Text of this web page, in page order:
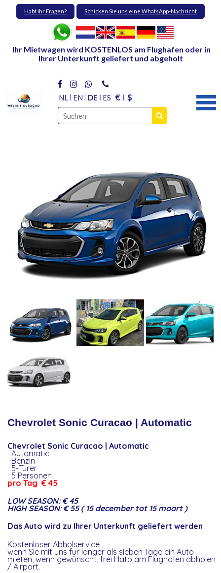
Habt ihr Fragen? Schicken Sie uns eine WhatsApp-Nachricht
Ihr Mietwagen wird KOSTENLOS am Flughafen oder in
Ihrer Unterkunft geliefert und abgeholt
NL EN DE ES € $
Chevrolet Sonic Curacao | Automatic
Chevrolet Sonic Curacao | Automatic
Automatic
Benzin
5-Türer
5 Personen
pro Tag € 45
LOW SEASON: € 45
HIGH SEASON: € 55 ( 15 december tot 15 maart )
Das Auto wird zu Ihrer Unterkunft geliefert werden
Kostenloser Abholservice ,
wenn Sie mit uns für länger als sieben Tage ein Auto
mieten, wenn gewünscht, frei Hato am Flughafen abholen
/ Airport.